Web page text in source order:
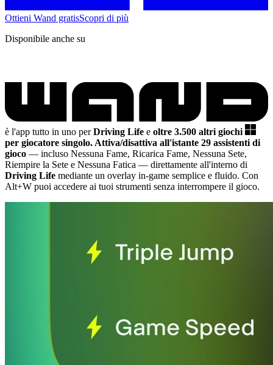
Ottieni Wand gratisScopri di più
Disponibile anche su
è l'app tutto in uno perDriving Life e oltre 3.500 altri giochi
per giocatore singolo. Attiva/disattiva all'istante 29 assistenti di
gioco — incluso Nessuna Fame, Ricarica Fame, Nessuna Sete,
Riempire la Sete e Nessuna Fatica — direttamente all'interno di
Driving Life mediante un overlay in-game semplice e fluido. Con
Alt+W puoi accedere ai tuoi strumenti senza interrompere il gioco.